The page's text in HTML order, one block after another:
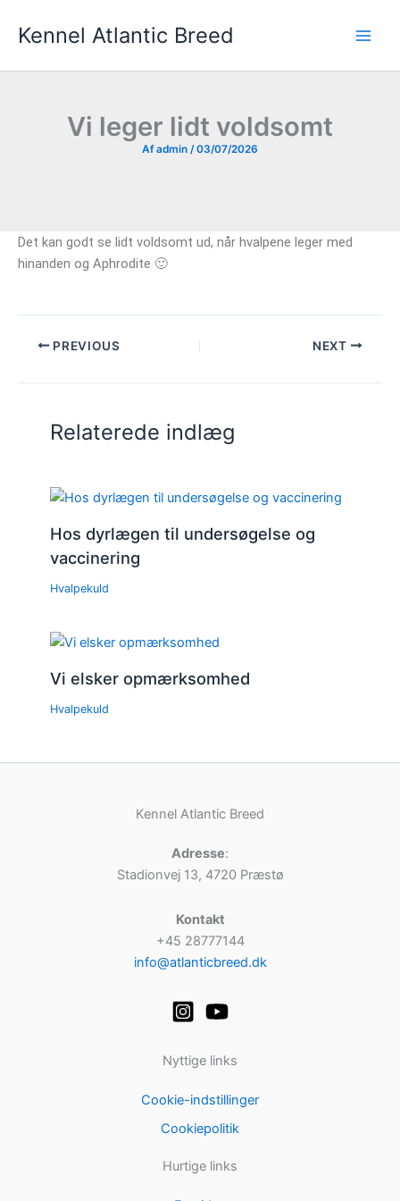
Kennel Atlantic Breed
Vi leger lidt voldsomt
Afadmin /03/07/2026
Det kan godt se lidt voldsomt ud, når hvalpene leger med
hinanden og Aphrodite 🙂
PREVIOUS NEXT
Relaterede indlæg
Hos dyrlægen til undersøgelse og
vaccinering
Hvalpekuld
Vi elsker opmærksomhed
Hvalpekuld
Kennel Atlantic Breed
Adresse:
Stadionvej 13, 4720 Præstø
Kontakt
+45 28777144
info@atlanticbreed.dk
Nyttige links
Cookie-indstillinger
Cookiepolitik
Hurtige links